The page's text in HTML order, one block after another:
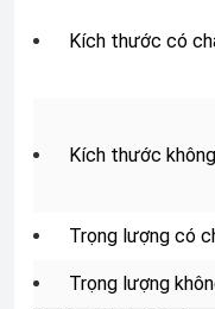
Kích thước có
Kích thước
Trọng lượng có
Trọng lượng